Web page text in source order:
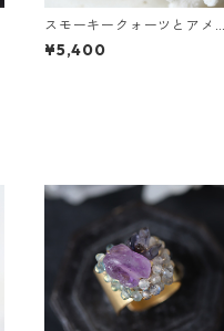
スモーキークォーツとアメ
ジストの真鍮3連バングル
¥5,400